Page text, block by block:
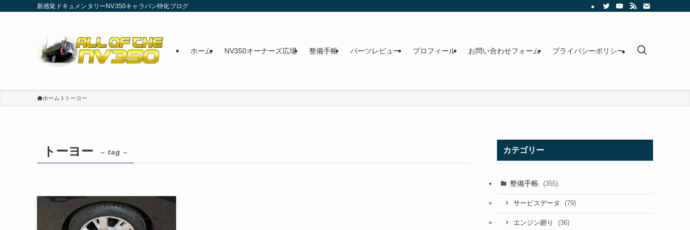
新感覚ドキュメンタリーNV350キャラバン特化ブログ
ホーム NV350オーナーズ広場 整備手帳 パーツレビュー プロフィール お問い合わせフォーム プライバシーポリシー
ホーム トーヨー
トーヨー – tag – カテゴリー
整備手帳 (355)
サービスデータ (79)
エンジン廻り (36)